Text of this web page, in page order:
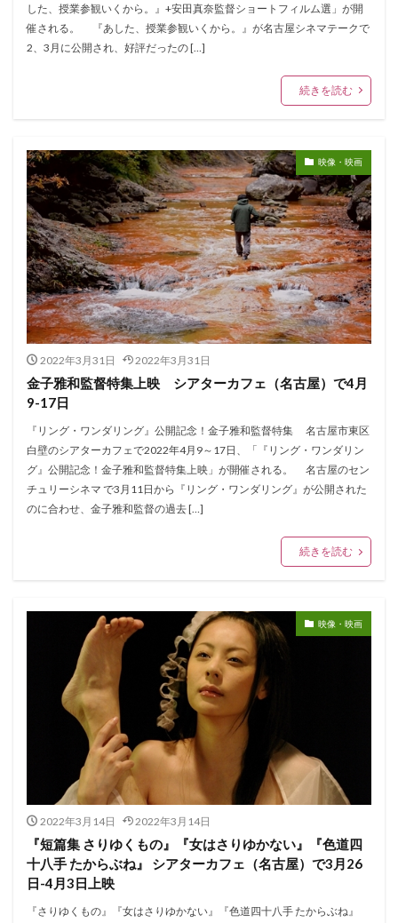
した、授業参観いくから。』+安田真奈監督ショートフィルム選」が開
催される。 『あした、授業参観いくから。』が名古屋シネマテークで
2、3月に公開され、好評だったの […]
続きを読む
映像・映画
2022年3月31日 2022年3月31日
金子雅和監督特集上映 シアターカフェ（名古屋）で4月
9-17日
『リング・ワンダリング』公開記念！金子雅和監督特集 名古屋市東区
白壁のシアターカフェで2022年4月9～17日、「『リング・ワンダリン
グ』公開記念！金子雅和監督特集上映」が開催される。 名古屋のセン
チュリーシネマ で3月11日から『リング・ワンダリング』が公開された
のに合わせ、金子雅和監督の過去 […]
続きを読む
映像・映画
2022年3月14日 2022年3月14日
『短篇集 さりゆくもの』『女はさりゆかない』『色道四
十八手 たからぶね』 シアターカフェ（名古屋）で3月26
日-4月3日上映
『さりゆくもの』『女はさりゆかない』『色道四十八手 たからぶね』